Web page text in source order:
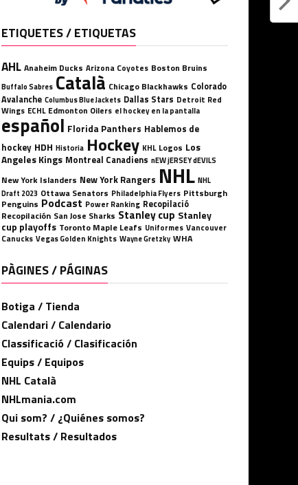
ETIQUETES / ETIQUETAS
AHL Anaheim Ducks Arizona Coyotes Boston Bruins
Buffalo Sabres Català Chicago Blackhawks Colorado
Avalanche Columbus Blue Jackets Dallas Stars Detroit Red
Wings ECHL Edmonton Oilers el hockey en la pantalla
español Florida Panthers Hablemos de
hockey HDH Historia Hockey KHL Logos Los
Angeles Kings Montreal Canadiens nEW jERSEY dEVILS
New York Islanders New York Rangers NHL NHL
Draft 2023 Ottawa Senators Philadelphia Flyers Pittsburgh
Penguins Podcast Power Ranking Recopilació
Recopilación San Jose Sharks Stanley cup Stanley
cup playoffs Toronto Maple Leafs Uniformes Vancouver
Canucks Vegas Golden Knights Wayne Gretzky WHA
PÀGINES / PÁGINAS
Botiga / Tienda
Calendari / Calendario
Classificació / Clasificación
Equips / Equipos
NHL Català
NHLmania.com
Qui som? / ¿Quiénes somos?
Resultats / Resultados